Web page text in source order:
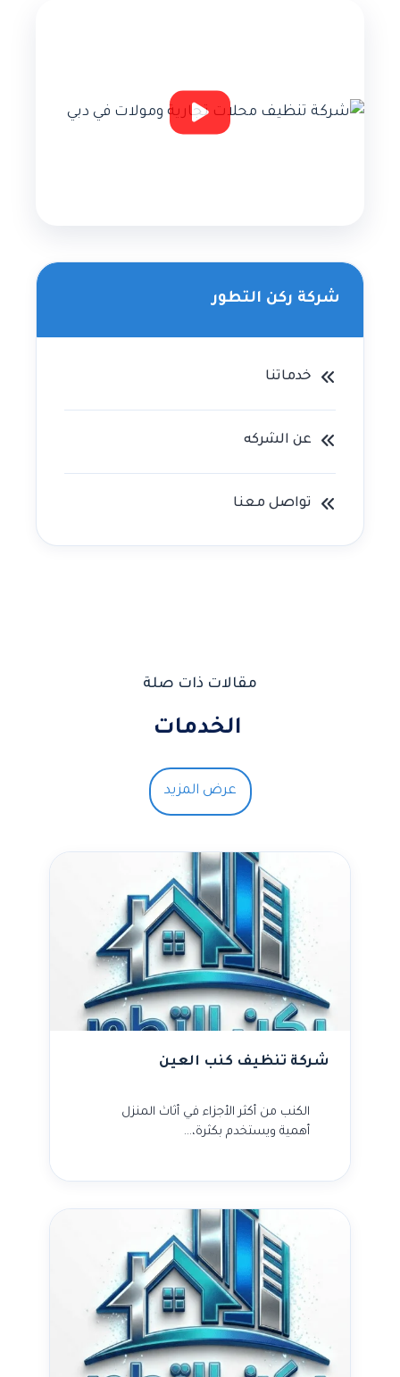
شركة ركن التطور
خدماتنا
عن الشركه
تواصل معنا
مقالات ذات صلة
الخدمات
عرض المزيد
شركة تنظيف كنب العين
الكنب من أكثر الأجزاء في أثاث المنزل
أهمية ويستخدم بكثرة،…